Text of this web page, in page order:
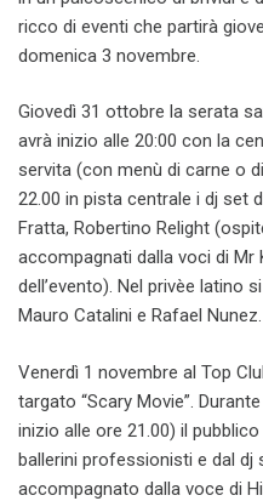
ricco di eventi che partirà
domenica 3 novembre.
Giovedì 31 ottobre la serata
avrà inizio alle 20:00 con la
servita (con menù di carne o
22.00 in pista centrale i dj set
Fratta, Robertino Relight
accompagnati dalla voci di Mr
dell’evento). Nel privèe latino
Mauro Catalini e Rafael
Venerdì 1 novembre al Top
targato “Scary Movie”.
inizio alle ore 21.00) il
ballerini professionisti e dal dj
accompagnato dalla voce di